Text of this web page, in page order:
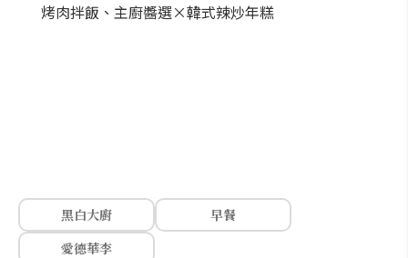
烤肉拌飯、主廚醬選×韓式辣炒年糕
黑白大廚
早餐
愛德華李